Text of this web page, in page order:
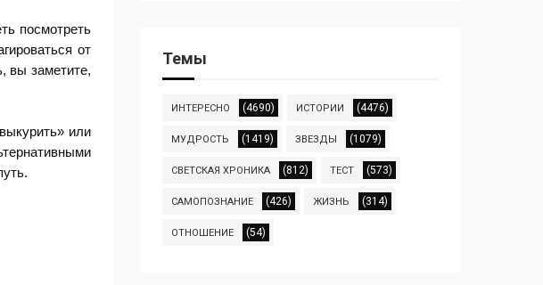
посмотреть
от
вы заметите,
или
Темы
ИНТЕРЕСНО (4690) ИСТОРИИ (4476)
МУДРОСТЬ (1419) ЗВЕЗДЫ (1079)
СВЕТСКАЯ ХРОНИКА (812) ТЕСТ (573)
САМОПОЗНАНИЕ (426) ЖИЗНЬ (314)
ОТНОШЕНИЕ (54)